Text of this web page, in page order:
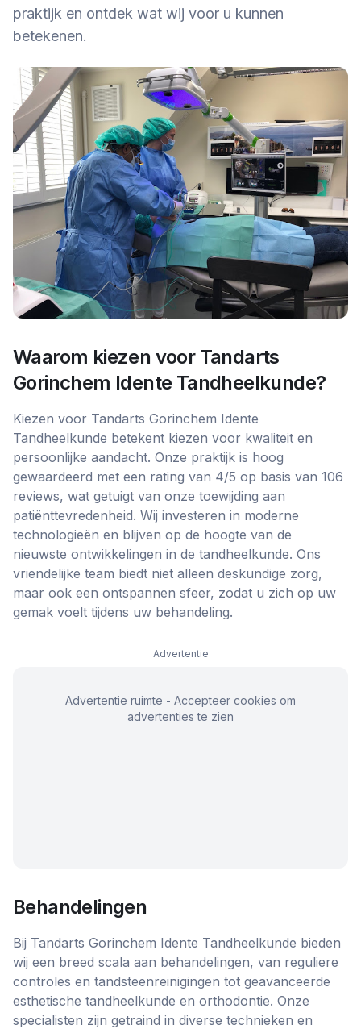
praktijk en ontdek wat wij voor u kunnen
betekenen.
Waarom kiezen voor Tandarts
Gorinchem Idente Tandheelkunde?
Kiezen voor Tandarts Gorinchem Idente
Tandheelkunde betekent kiezen voor kwaliteit en
persoonlijke aandacht. Onze praktijk is hoog
gewaardeerd met een rating van 4/5 op basis van 106
reviews, wat getuigt van onze toewijding aan
patiënttevredenheid. Wij investeren in moderne
technologieën en blijven op de hoogte van de
nieuwste ontwikkelingen in de tandheelkunde. Ons
vriendelijke team biedt niet alleen deskundige zorg,
maar ook een ontspannen sfeer, zodat u zich op uw
gemak voelt tijdens uw behandeling.
Advertentie
Advertentie ruimte - Accepteer cookies om
advertenties te zien
Behandelingen
Bij Tandarts Gorinchem Idente Tandheelkunde bieden
wij een breed scala aan behandelingen, van reguliere
controles en tandsteenreinigingen tot geavanceerde
esthetische tandheelkunde en orthodontie. Onze
specialisten zijn getraind in diverse technieken en